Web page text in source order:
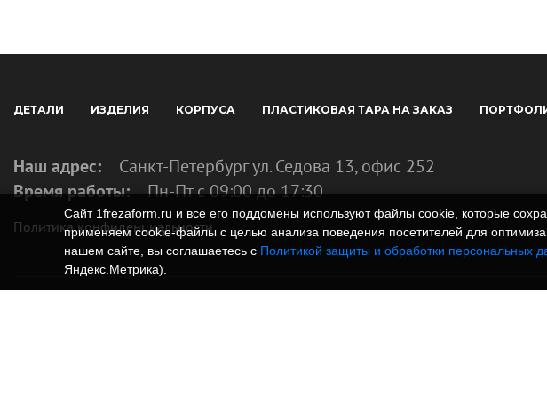
ДЕТАЛИ ИЗДЕЛИЯ КОРПУСА ПЛАСТИКОВАЯ ТАРА НА ЗАКАЗ
Наш адрес:
Санкт-Петербург ул. Седова 13, офис 252
Время работы: Пн-Пт с 09:00 до 17:30
Политика конфиденциальности
Сайт 1frezaform.ru и все его поддомены используют файлы cookie, которые
применяем cookie‑файлы с целью анализа поведения посетителей для
нашем сайте, вы соглашаетесь с Политикой защиты и обработки персональных
Яндекс.Метрика).